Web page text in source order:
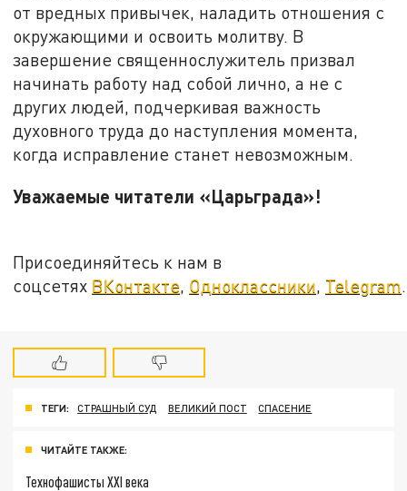
от вредных привычек, наладить отношения с
окружающими и освоить молитву. В
завершение священнослужитель призвал
начинать работу над собой лично, а не с
других людей, подчеркивая важность
духовного труда до наступления момента,
когда исправление станет невозможным.
Уважаемые читатели «Царьграда»!
Присоединяйтесь к нам в
соцсетях ВКонтакте, Одноклассники, Telegram.
ТЕГИ: СТРАШНЫЙ СУД ВЕЛИКИЙ ПОСТ СПАСЕНИЕ
ЧИТАЙТЕ ТАКЖЕ:
Технофашисты XXI века